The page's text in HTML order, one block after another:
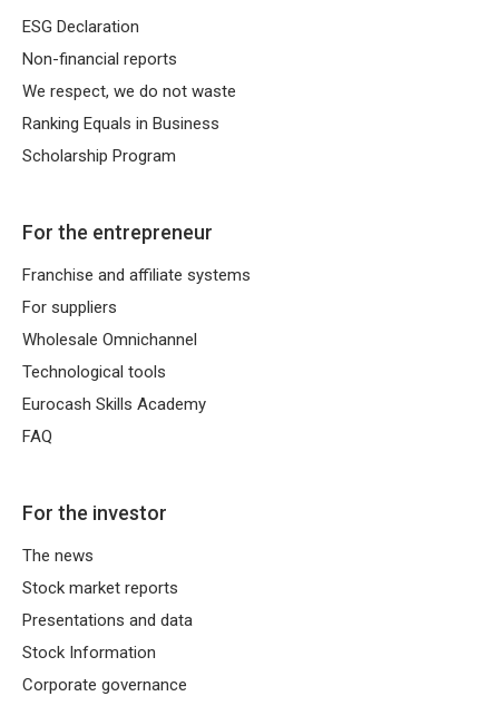
ESG Declaration
Non-financial reports
We respect, we do not waste
Ranking Equals in Business
Scholarship Program
For the entrepreneur
Franchise and affiliate systems
For suppliers
Wholesale Omnichannel
Technological tools
Eurocash Skills Academy
FAQ
For the investor
The news
Stock market reports
Presentations and data
Stock Information
Corporate governance